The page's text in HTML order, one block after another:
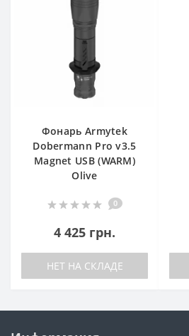
Фонарь Armytek
Dobermann Pro v3.5
Magnet USB (WARM)
Olive
0
4 425 грн.
НЕТ НА СКЛАДЕ